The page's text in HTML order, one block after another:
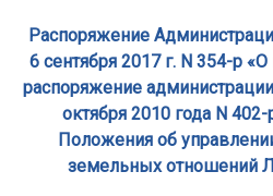
Распоряжение
6 сентября 2017 г. N 354-р
распоряжение
октября 2010 года N
Положения об
земельных отношений